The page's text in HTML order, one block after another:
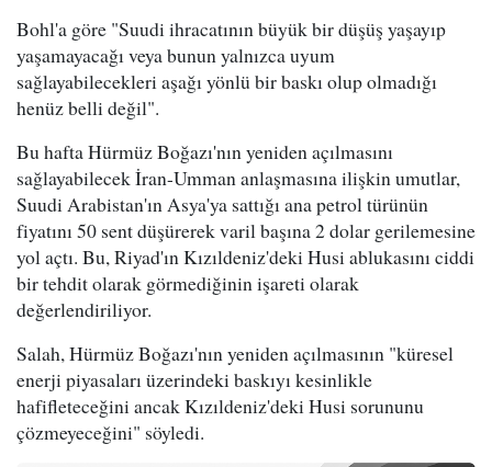
Bohl'a göre "Suudi ihracatının büyük bir düşüş yaşayıp
yaşamayacağı veya bunun yalnızca uyum
sağlayabilecekleri aşağı yönlü bir baskı olup olmadığı
henüz belli değil".
Bu hafta Hürmüz Boğazı'nın yeniden açılmasını
sağlayabilecek İran-Umman anlaşmasına ilişkin umutlar,
Suudi Arabistan'ın Asya'ya sattığı ana petrol türünün
fiyatını 50 sent düşürerek varil başına 2 dolar gerilemesine
yol açtı. Bu, Riyad'ın Kızıldeniz'deki Husi ablukasını ciddi
bir tehdit olarak görmediğinin işareti olarak
değerlendiriliyor.
Salah, Hürmüz Boğazı'nın yeniden açılmasının "küresel
enerji piyasaları üzerindeki baskıyı kesinlikle
hafifleteceğini ancak Kızıldeniz'deki Husi sorununu
çözmeyeceğini" söyledi.